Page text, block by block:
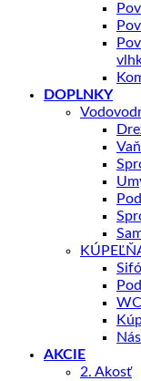
DOPLNKY
AKCIE
2. Akosť